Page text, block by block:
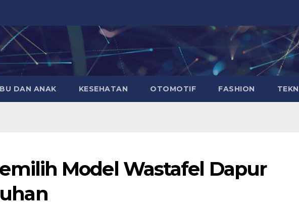
DAN ANAK KESEHATAN OTOMOTIF FASHION
Model Wastafel Dapur